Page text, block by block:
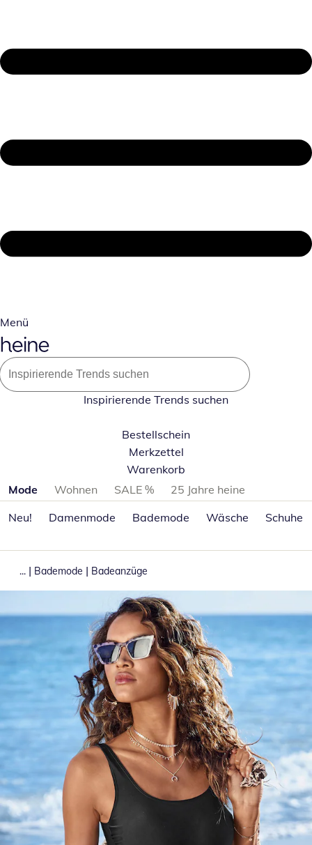
Menü
Inspirierende Trends suchen
Bestellschein
Merkzettel
Warenkorb
Produktkategorien überspringen
Mode Wohnen SALE %
25 Jahre heine
Neu!
Damenmode Bademode Wäsche Schuhe
... | Bademode | Badeanzüge